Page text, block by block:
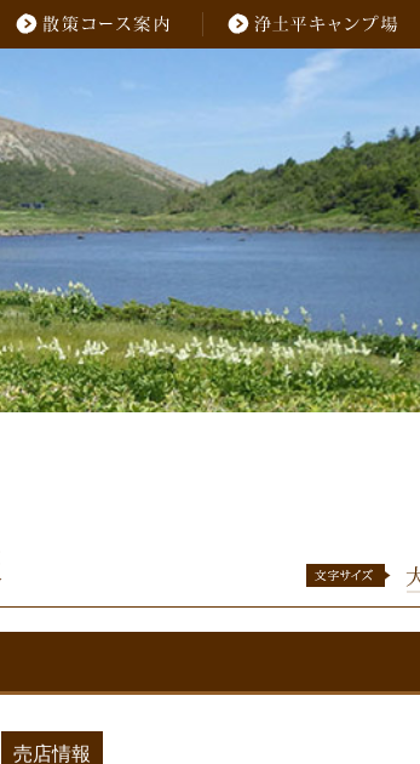
売店情報